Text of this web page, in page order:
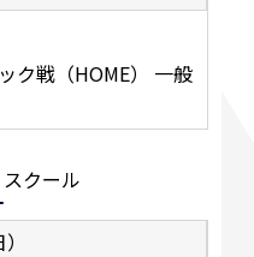
ク戦（HOME） 一般
クール